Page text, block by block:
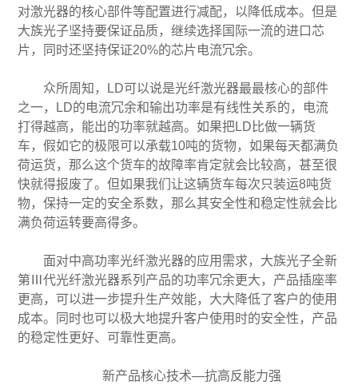
对激光器的核心部件等配置进行减配，以降低成本。但是
大族光子坚持要保证品质，继续选择国际一流的进口芯
片，同时还坚持保证20%的芯片电流冗余。
众所周知，LD可以说是光纤激光器最最核心的部件
之一，LD的电流冗余和输出功率是有线性关系的，电流
打得越高，能出的功率就越高。如果把LD比做一辆货
车，假如它的极限可以承载10吨的货物，如果每天都满负
荷运货，那么这个货车的故障率肯定就会比较高，甚至很
快就得报废了。但如果我们让这辆货车每次只装运8吨货
物，保持一定的安全系数，那么其安全性和稳定性就会比
满负荷运转要高得多。
面对中高功率光纤激光器的应用需求，大族光子全新
第Ⅲ代光纤激光器系列产品的功率冗余更大，产品插座率
更高，可以进一步提升生产效能，大大降低了客户的使用
成本。同时也可以极大地提升客户使用时的安全性，产品
的稳定性更好、可靠性更高。
新产品核心技术—抗高反能力强